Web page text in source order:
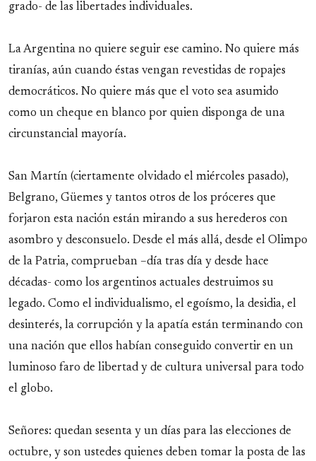
grado- de las libertades individuales.
La Argentina no quiere seguir ese camino. No quiere más
tiranías, aún cuando éstas vengan revestidas de ropajes
democráticos. No quiere más que el voto sea asumido
como un cheque en blanco por quien disponga de una
circunstancial mayoría.
San Martín (ciertamente olvidado el miércoles pasado),
Belgrano, Güemes y tantos otros de los próceres que
forjaron esta nación están mirando a sus herederos con
asombro y desconsuelo. Desde el más allá, desde el Olimpo
de la Patria, comprueban –día tras día y desde hace
décadas- como los argentinos actuales destruimos su
legado. Como el individualismo, el egoísmo, la desidia, el
desinterés, la corrupción y la apatía están terminando con
una nación que ellos habían conseguido convertir en un
luminoso faro de libertad y de cultura universal para todo
el globo.
Señores: quedan sesenta y un días para las elecciones de
octubre, y son ustedes quienes deben tomar la posta de las